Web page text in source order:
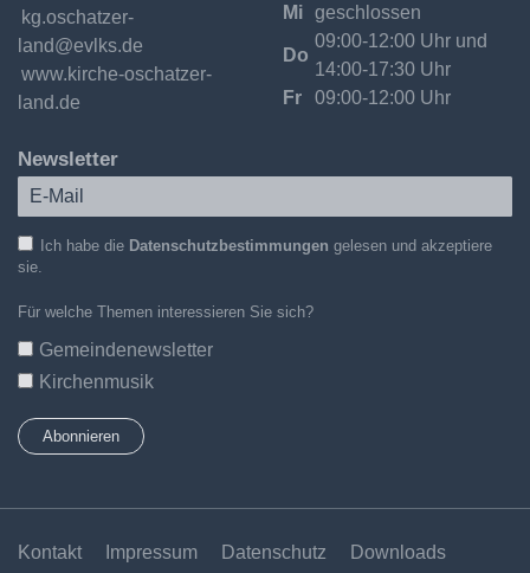
Email:
kg.oschatzer-
land@evlks.de
Internet:
www.kirche-oschatzer-
land.de
Mi geschlossen
Do
09:00-12:00 Uhr und
14:00-17:30 Uhr
Fr
09:00-12:00 Uhr
Newsletter
Ich habe die Datenschutzbestimmungen gelesen und akzeptiere
sie.
Für welche Themen interessieren Sie sich?
Gemeindenewsletter
Kirchenmusik
Kontakt Impressum Datenschutz Downloads